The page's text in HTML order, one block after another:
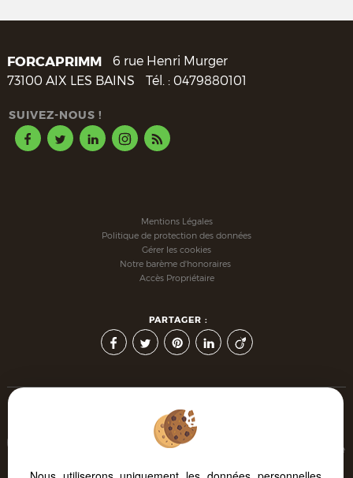
FORCAPRIMM
6 rue Henri Murger
73100 AIX LES BAINS Tél. : 0479880101
SUIVEZ-NOUS !
Mentions Légales
Politique de protection des données
Gérer les cookies
Notre barème d'honoraires
Accès Propriétaire
PARTAGER :
Afin de vous offrir un confort de lecture permanent, depuis
votre PC, votre tablette ou votre smartphone, notre site s'adapte